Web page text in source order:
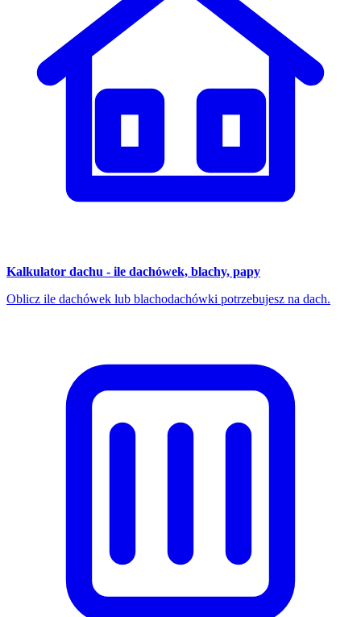
Kalkulator dachu - ile dachówek, blachy, papy
Oblicz ile dachówek lub blachodachówki potrzebujesz na dach.